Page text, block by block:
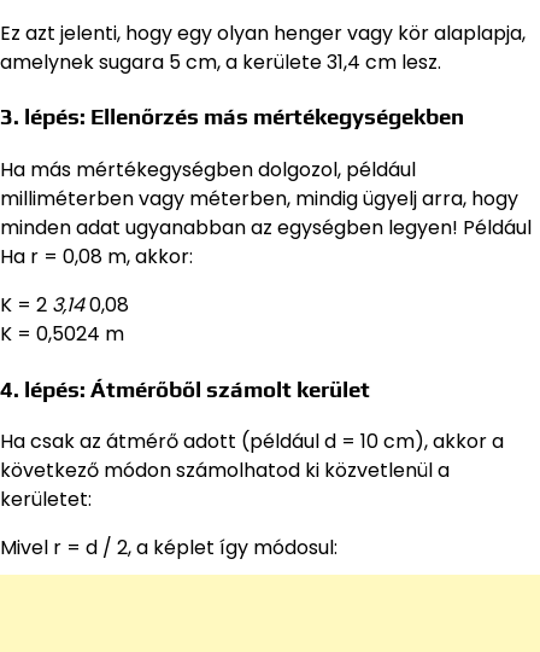
Ez azt jelenti, hogy egy olyan henger vagy kör alaplapja,
amelynek sugara 5 cm, a kerülete 31,4 cm lesz.
3. lépés: Ellenőrzés más mértékegységekben
Ha más mértékegységben dolgozol, például
milliméterben vagy méterben, mindig ügyelj arra, hogy
minden adat ugyanabban az egységben legyen! Például
Ha r = 0,08 m, akkor:
K = 2 3,140,08
K = 0,5024 m
4. lépés: Átmérőből számolt kerület
Ha csak az átmérő adott (például d = 10 cm), akkor a
következő módon számolhatod ki közvetlenül a
kerületet:
Mivel r = d / 2, a képlet így módosul: